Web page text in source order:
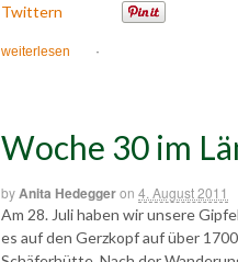
Twittern
weiterlesen ·
Woche 30 im
byAnita Hedeggeron 4. August 2011
Am 28. Juli haben wir unsere
es auf den Gerzkopf auf über